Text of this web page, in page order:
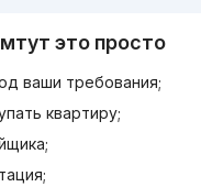
это просто
ваши требования;
квартиру;